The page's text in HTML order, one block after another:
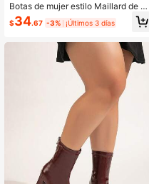
Botas de mujer estilo Maillard de ot
oño, moda talla grande, botas altas
marrones sexy hasta la rodilla
$34.67 -3% ¡Últimos 3 días